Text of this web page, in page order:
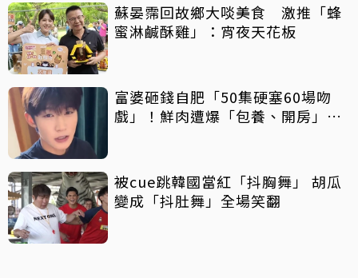
蘇晏霈回故鄉大啖美食 激推「蜂
蜜淋鹹酥雞」：宵夜天花板
富婆砸錢自肥「50集硬塞60場吻
戲」！鮮肉遭爆「包養、開房」全
被cue跳韓國當紅「抖胸舞」 胡瓜
變成「抖肚舞」全場笑翻